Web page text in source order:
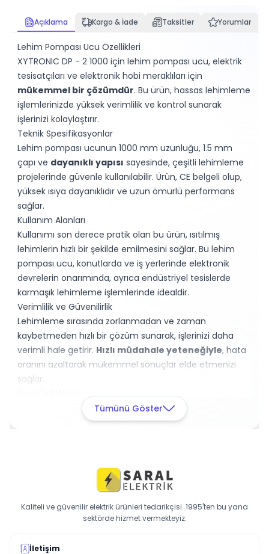
Açıklama Kargo & İade Taksitler Yorumlar
Lehim Pompası Ucu Özellikleri
XYTRONIC DP - 2 1000 için lehim pompası ucu, elektrik
tesisatçıları ve elektronik hobi meraklıları için
mükemmel bir çözümdür. Bu ürün, hassas lehimleme
işlemlerinizde yüksek verimlilik ve kontrol sunarak
işlerinizi kolaylaştırır.
Teknik Spesifikasyonlar
Lehim pompası ucunun 1000 mm uzunluğu, 1.5 mm
çapı ve dayanıklı yapısı sayesinde, çeşitli lehimleme
projelerinde güvenle kullanılabilir. Ürün, CE belgeli olup,
yüksek ısıya dayanıklıdır ve uzun ömürlü performans
sağlar.
Kullanım Alanları
Kullanımı son derece pratik olan bu ürün, ısıtılmış
lehimlerin hızlı bir şekilde emilmesini sağlar. Bu lehim
pompası ucu, konutlarda ve iş yerlerinde elektronik
devrelerin onarımında, ayrıca endüstriyel tesislerde
karmaşık lehimleme işlemlerinde idealdir.
Verimlilik ve Güvenilirlik
Lehimleme sırasında zorlanmadan ve zaman
kaybetmeden hızlı bir çözüm sunarak, işlerinizi daha
verimli hale getirir. Hızlı müdahale yeteneğiyle, hata
oranını azaltarak mükemmel sonuçlar elde etmenizi
sağlar.
XYTRONIC DP - 2 1000, rakiplerinden farklı olarak, esnek
yapısı ve yüksek dayanıklılığıyla öne çıkmaktadır. Uzun
Müşteri Memnuniyeti
Müşteri memnuniyeti odaklı yaklaşımı ile bu ürün,
güvenilirliğiile dikkat çekmektedir. Hemen
sepete ekleyin ve lehimleme işlerinizdeki verimliliği
Tümünü Göster
Kaliteli ve güvenilir elektrik ürünleri tedarikçisi. 1995'ten bu yana
sektörde hizmet vermekteyiz.
İletişim